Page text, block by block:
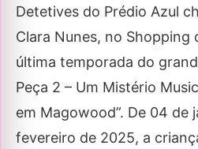
Detetives do Prédio Azul
Clara Nunes, no Shopping
última temporada do
Peça 2 – Um Mistério
em Magowood”. De 04 de
fevereiro de 2025, a